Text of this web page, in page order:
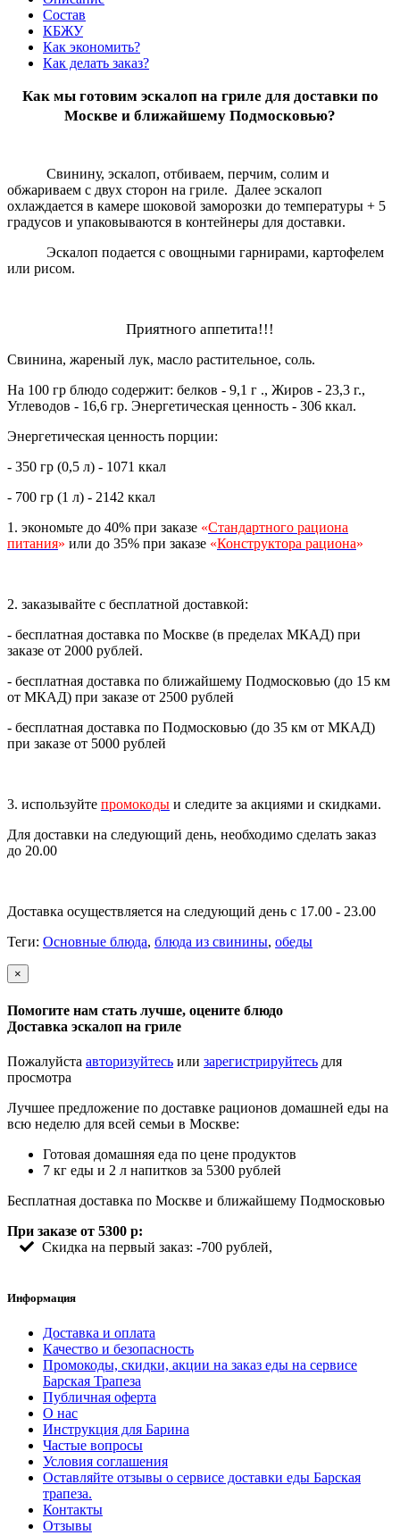
Состав
КБЖУ
Как экономить?
Как делать заказ?
Как мы готовим эскалоп на гриле для доставки по
Москве и ближайшему Подмосковью?
Свинину, эскалоп, отбиваем, перчим, солим и
обжариваем с двух сторон на гриле. Далее эскалоп
охлаждается в камере шоковой заморозки до температуры + 5
градусов и упаковываются в контейнеры для доставки.
Эскалоп подается с овощными гарнирами, картофелем
или рисом.
Приятного аппетита!!!
Свинина, жареный лук, масло растительное, соль.
На 100 гр блюдо содержит: белков - 9,1 г ., Жиров - 23,3 г.,
Углеводов - 16,6 гр. Энергетическая ценность - 306 ккал.
Энергетическая ценность порции:
- 350 гр (0,5 л) - 1071 ккал
- 700 гр (1 л) - 2142 ккал
1. экономьте до 40% при заказе «Стандартного рациона
питания» или до 35% при заказе «Конструктора рациона»
2. заказывайте с бесплатной доставкой:
- бесплатная доставка по Москве (в пределах МКАД) при
заказе от 2000 рублей.
- бесплатная доставка по ближайшему Подмосковью (до 15 км
от МКАД) при заказе от 2500 рублей
- бесплатная доставка по Подмосковью (до 35 км от МКАД)
при заказе от 5000 рублей
3. используйте промокоды и следите за акциями и скидками.
Для доставки на следующий день, необходимо сделать заказ
до 20.00
Доставка осуществляется на следующий день с 17.00 - 23.00
Теги: Основные блюда, блюда из свинины, обеды
×
Помогите нам стать лучше, оцените блюдо
Доставка эскалоп на гриле
Пожалуйста авторизуйтесь или зарегистрируйтесь для
просмотра
Лучшее предложение по доставке рационов домашней еды на
всю неделю для всей семьи в Москве:
Готовая домашняя еда по цене продуктов
7 кг еды и 2 л напитков за 5300 рублей
Бесплатная доставка по Москве и ближайшему Подмосковью
При заказе от 5300 р:
Скидка на первый заказ: -700 рублей,
Информация
Доставка и оплата
Качество и безопасность
Промокоды, скидки, акции на заказ еды на сервисе
Барская Трапеза
Публичная оферта
О нас
Инструкция для Барина
Частые вопросы
Условия соглашения
Оставляйте отзывы о сервисе доставки еды Барская
трапеза.
Контакты
Отзывы